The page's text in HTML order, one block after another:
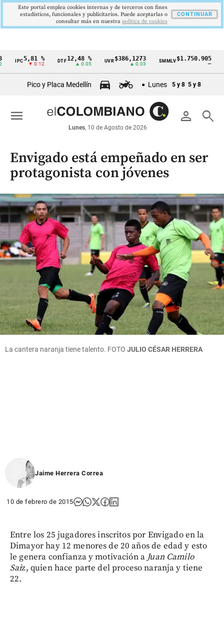
Cintillo
económicos
Colombia
5,81 %
▼ 0.12
DTF 12,48 %
▲ 0.05
UVR $386,1273
▲ 0.03
SMMLV $1.750.905 BRENT
Pico y Placa Medellín Lunes 5 y 8 5 y 8
person search
Lunes, 10 de Agosto de 2026
menu
Envigado está empeñado en ser
protagonista con jóvenes
La cantera naranja tiene talento. FOTO JULIO CÉSAR HERRERA
Jaime Herrera Correa
10 de febrero de 2015
Entre los 25 jugadores inscritos por Envigado en la
Dimayor hay 12 menores de 20 años de edad y esto
le genera confianza y motivación a Juan Camilo
Saiz, quien hace parte del proceso naranja y tiene
22.
Este portal emplea cookies internas y de terceros con fines
estadísticos, funcionales y publicitarios. Puede aceptarlas o
consultar más en nuestra politica de cookies
CONTINUAR